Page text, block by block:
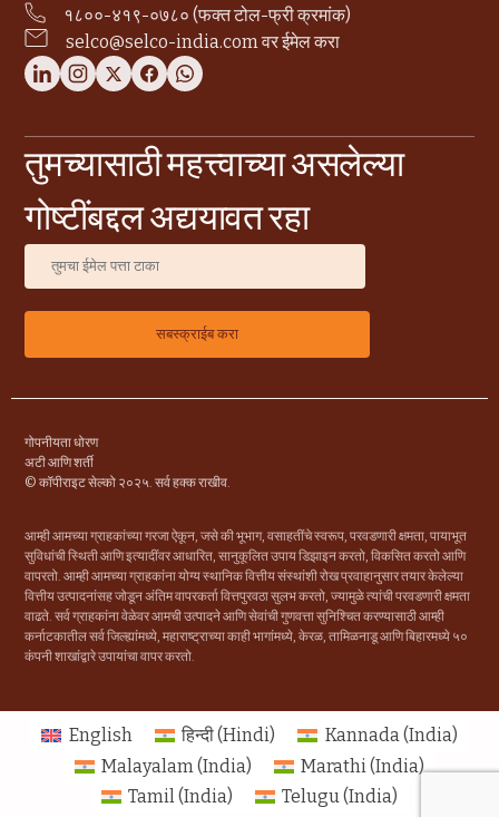
१८००-४१९-०७८० (फक्त टोल-फ्री क्रमांक)
selco@selco-india.com वर ईमेल करा
तुमच्यासाठी महत्त्वाच्या असलेल्या
गोष्टींबद्दल अद्ययावत रहा
गोपनीयता धोरण
अटी आणि शर्ती
© कॉपीराइट सेल्को २०२५. सर्व हक्क राखीव.
आम्ही आमच्या ग्राहकांच्या गरजा ऐकून, जसे की भूभाग, वसाहतींचे स्वरूप, परवडणारी क्षमता, पायाभूत
सुविधांची स्थिती आणि इत्यादींवर आधारित, सानुकूलित उपाय डिझाइन करतो, विकसित करतो आणि
वापरतो. आम्ही आमच्या ग्राहकांना योग्य स्थानिक वित्तीय संस्थांशी रोख प्रवाहानुसार तयार केलेल्या
वित्तीय उत्पादनांसह जोडून अंतिम वापरकर्ता वित्तपुरवठा सुलभ करतो, ज्यामुळे त्यांची परवडणारी क्षमता
वाढते. सर्व ग्राहकांना वेळेवर आमची उत्पादने आणि सेवांची गुणवत्ता सुनिश्चित करण्यासाठी आम्ही
कर्नाटकातील सर्व जिल्ह्यांमध्ये, महाराष्ट्राच्या काही भागांमध्ये, केरळ, तामिळनाडू आणि बिहारमध्ये ५०
कंपनी शाखांद्वारे उपायांचा वापर करतो.
English हिन्दी(Hindi)
Kannada (India)
Malayalam (India)
Marathi (India)
Tamil (India)
Telugu (India)